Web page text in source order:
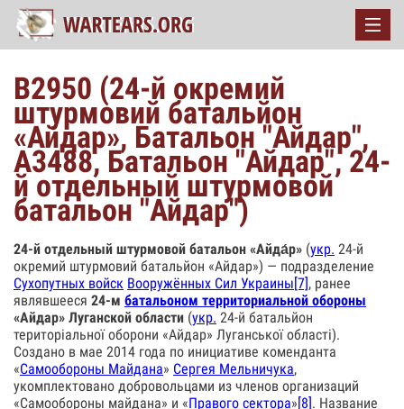
В2950 (24-й окремий
штурмовий батальйон
«Айдар», Батальон "Айдар",
А3488, Батальон "Айдар", 24-
й отдельный штурмовой
батальон "Айдар")
24-й отдельный штурмовой батальон «Айда́р» (укр. 24-й
окремий штурмовий батальйон «Айдар») — подразделение
Сухопутных войск Вооружённых Сил Украины[7], ранее
являвшееся 24-м батальоном территориальной обороны
«Айдар» Луганской области (укр. 24-й батальйон
територіальної оборони «Айдар» Луганської області).
Создано в мае 2014 года по инициативе коменданта
«Самообороны Майдана» Сергея Мельничука,
укомплектовано добровольцами из членов организаций
«Самообороны майдана» и «Правого сектора»[8]. Название